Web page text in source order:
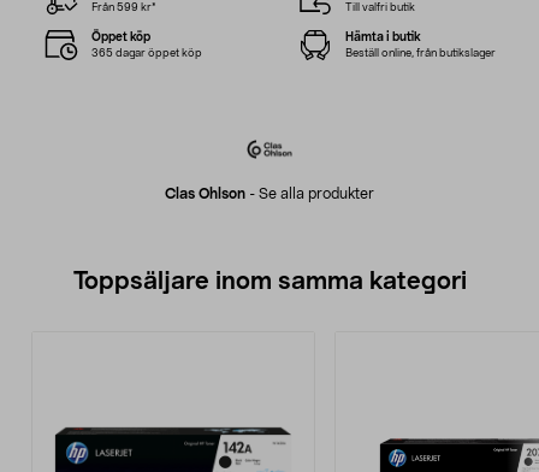
Clas Ohlson - Se alla produkter
Från 599 kr* Till valfri butik
Öppet köp
365 dagar öppet köp
Hämta i butik
Beställ online, från butikslager
Toppsäljare inom samma kategori